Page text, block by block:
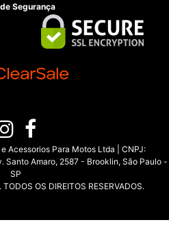
Segurança
Acessorios Para Motos Ltda | CNPJ:
Amaro, 2587 - Brooklin, São Paulo -
SP
TODOS OS DIREITOS RESERVADOS.